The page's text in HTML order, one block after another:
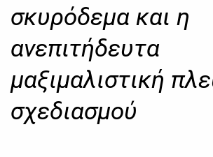
σκυρόδεμα και η
ανεπιτήδευτα
μαξιμαλιστική
σχεδιασμού